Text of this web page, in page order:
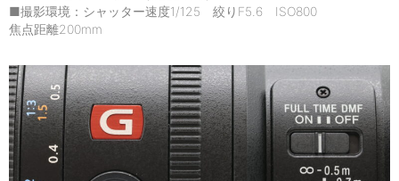
■撮影環境：シャッター速度1/125 絞りF5.6 ISO800
焦点距離200mm